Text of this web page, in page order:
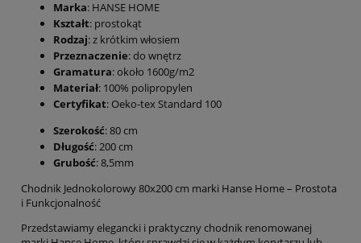
Marka: HANSE HOME
Kształt: prostokąt
Rodzaj: z krótkim włosiem
Przeznaczenie: do wnętrz
Gramatura: około 1600g/m2
Materiał: 100% polipropylen
Certyfikat: Oeko-tex Standard 100
Szerokość: 80 cm
Długość: 200 cm
Grubość: 8,5mm
Chodnik Jednokolorowy 80x200 cm marki Hanse Home – Prostota
i Funkcjonalność
Przedstawiamy elegancki i praktyczny chodnik renomowanej